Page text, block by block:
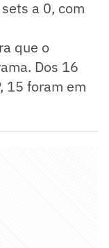
a 0, com
que o
Dos 16
15 foram em